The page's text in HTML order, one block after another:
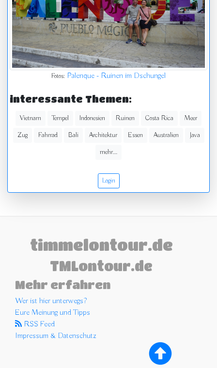
Fotos: Palenque - Ruinen im Dschungel
interessante Themen:
Vietnam Tempel Indonesien Ruinen Costa Rica
Meer
Zug
Fahrrad Bali Architektur Essen Australien
Java
mehr...
Login
timmelontour.de
TMLontour.de
Mehr erfahren
Wer ist hier unterwegs?
Eure Meinung und Tipps
RSS Feed
Impressum & Datenschutz